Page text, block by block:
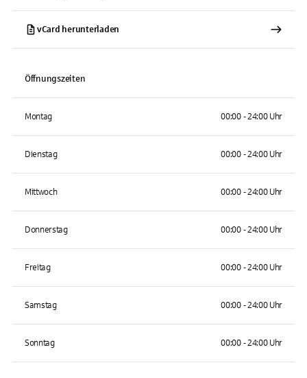
vCard herunterladen
Öffnungszeiten
Montag 00:00 - 24:00 Uhr
Dienstag 00:00 - 24:00 Uhr
Mittwoch 00:00 - 24:00 Uhr
Donnerstag 00:00 - 24:00 Uhr
Freitag 00:00 - 24:00 Uhr
Samstag 00:00 - 24:00 Uhr
Sonntag 00:00 - 24:00 Uhr